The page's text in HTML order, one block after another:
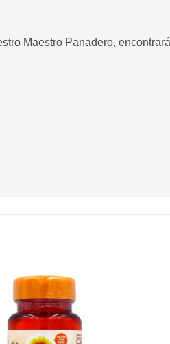
Maestro Panadero,